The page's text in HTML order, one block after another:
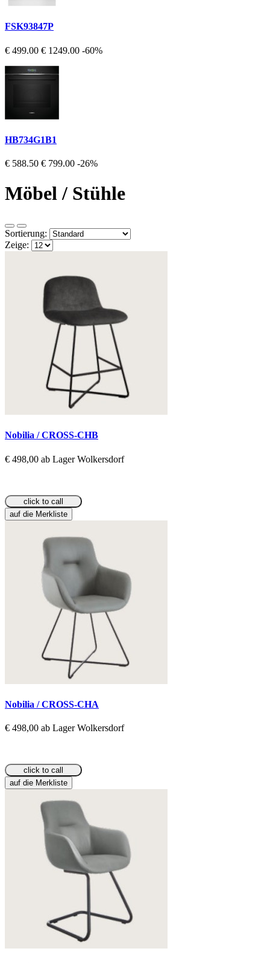
FSK93847P
€ 499.00 € 1249.00 -60%
HB734G1B1
€ 588.50 € 799.00 -26%
Möbel / Stühle
Sortierung:
Zeige:
Nobilia / CROSS-CHB
€ 498,00 ab Lager Wolkersdorf
click to call
auf die Merkliste
Nobilia / CROSS-CHA
€ 498,00 ab Lager Wolkersdorf
click to call
auf die Merkliste